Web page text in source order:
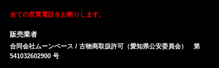
全ての営業電話をお断りします。
販売業者
合同会社ムーンベース / 古物商取扱許可（愛知県公安委員会） 第
541032602900 号